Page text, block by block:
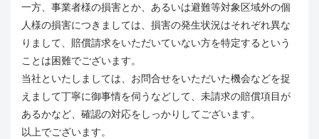
一方、事業者様の損害とか、あるいは避難等対象区域外の個
人様の損害につきましては、損害の発生状況はそれぞれ異な
りまして、賠償請求をいただいていない方を特定するという
ことは困難でございます。
当社といたしましては、お問合せをいただいた機会などを捉
えまして丁寧に御事情を伺うなどして、未請求の賠償項目が
あるかなど、確認の対応をしっかりしてございます。
以上でございます。